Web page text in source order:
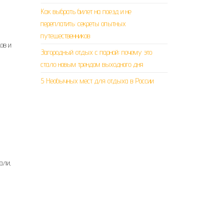
и
Как выбрать билет на поезд и не
переплатить: секреты опытных
путешественников
Загородный отдых с парной: почему это
стало новым трендом выходного дня
5 Необычных мест для отдыха в России